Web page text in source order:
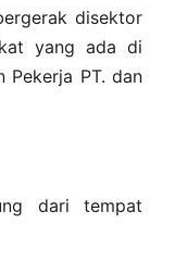
disektor
yang ada di
Pekerja PT. dan
dari tempat